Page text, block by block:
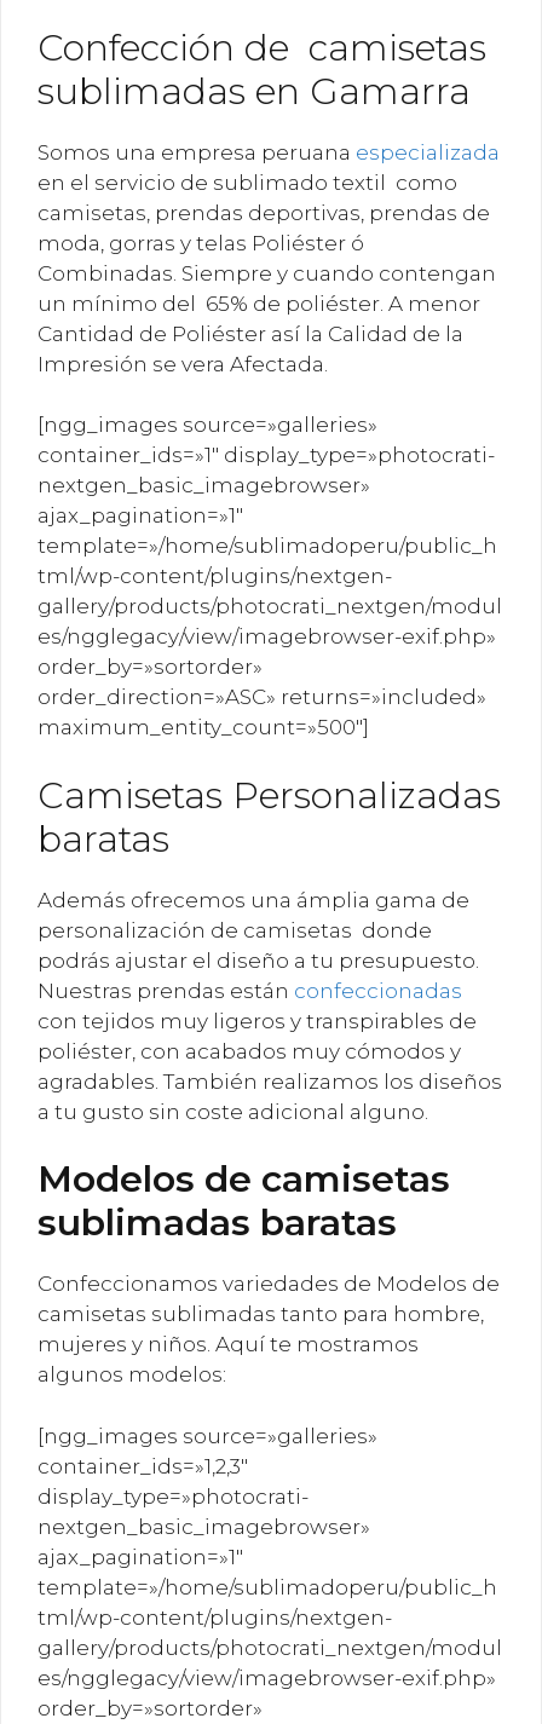
Confección de camisetas
sublimadas en Gamarra
Somos una empresa peruana especializada
en el servicio de sublimado textil como
camisetas, prendas deportivas, prendas de
moda, gorras y telas Poliéster ó
Combinadas. Siempre y cuando contengan
un mínimo del 65% de poliéster. A menor
Cantidad de Poliéster así la Calidad de la
Impresión se vera Afectada.
[ngg_images source=»galleries»
container_ids=»1″ display_type=»photocrati-
nextgen_basic_imagebrowser»
ajax_pagination=»1″
template=»/home/sublimadoperu/public_h
tml/wp-content/plugins/nextgen-
gallery/products/photocrati_nextgen/modul
es/ngglegacy/view/imagebrowser-exif.php»
order_by=»sortorder»
order_direction=»ASC» returns=»included»
maximum_entity_count=»500″]
Camisetas Personalizadas
baratas
Además ofrecemos una ámplia gama de
personalización de camisetas donde
podrás ajustar el diseño a tu presupuesto.
Nuestras prendas están confeccionadas
con tejidos muy ligeros y transpirables de
poliéster, con acabados muy cómodos y
agradables. También realizamos los diseños
a tu gusto sin coste adicional alguno.
Modelos de camisetas
sublimadas baratas
Confeccionamos variedades de Modelos de
camisetas sublimadas tanto para hombre,
mujeres y niños. Aquí te mostramos
algunos modelos:
[ngg_images source=»galleries»
container_ids=»1,2,3″
display_type=»photocrati-
nextgen_basic_imagebrowser»
ajax_pagination=»1″
template=»/home/sublimadoperu/public_h
tml/wp-content/plugins/nextgen-
gallery/products/photocrati_nextgen/modul
es/ngglegacy/view/imagebrowser-exif.php»
order_by=»sortorder»